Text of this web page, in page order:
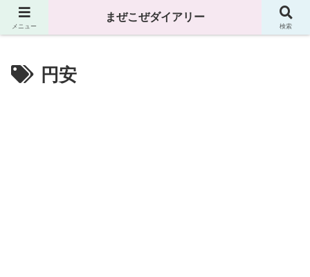
まぜこぜダイアリー
円安
メニュー
まぜこぜダイアリー
検索